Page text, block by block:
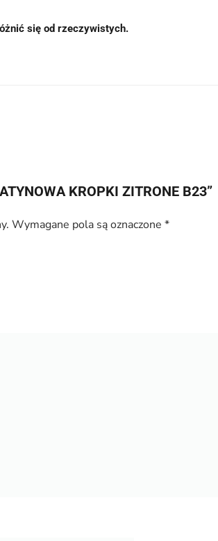
się od rzeczywistych.
KROPKI ZITRONE B23”
Wymagane pola są oznaczone *